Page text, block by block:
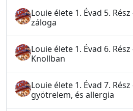
Louie élete 1. Évad 5.
záloga
Louie élete 1. Évad 6.
Knollban
Louie élete 1. Évad 7.
gyötrelem, és allergia